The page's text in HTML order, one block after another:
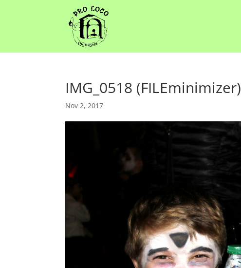
IMG_0518 (FILEminimizer)
Nov 2, 2017